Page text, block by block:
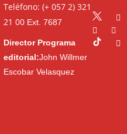
Teléfono: (+ 057 2) 321
21 00Ext. 7687
Director Programa
editorial:John Willmer
Escobar Velasquez